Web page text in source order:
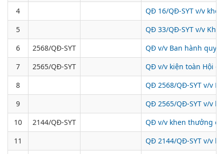
4
QĐ 16/QĐ-SYT v/v
5
QĐ 33/QĐ-SYT v/v
6
2568/QĐ-SYT
QĐ v/v Ban hành quy
7
2565/QĐ-SYT
QĐ v/v kiện toàn Hội
8
QĐ 2568/QĐ-SYT v/v
9
QĐ 2565/QĐ-SYT v/v
10
2144/QĐ-SYT
QĐ v/v khen thưởng
11
QĐ 2144/QĐ-SYT v/v